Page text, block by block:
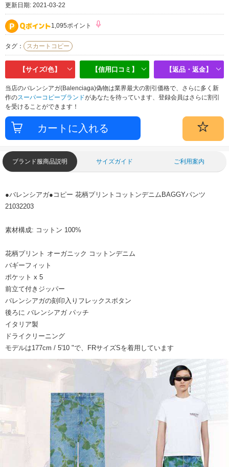
更新日期: 2021-03-22
1,095ポイント
タグ： スカートコピー
【サイズ/色】 【信用口コミ】 【返品・返金】
当店のバレンシアガ(Balenciaga)偽物は業界最大の割引価格で、さらに多く新
作のスーパーコピーブランドがあなたを待っています、登録会員はさらに割引
を受けることができます！
ブランド服商品説明 サイズガイド ご利用案内
●バレンシアガ●コピー 花柄プリントコットンデニムBAGGYパンツ
21032203
素材構成: コットン 100%
花柄プリント オーガニック コットンデニム
バギーフィット
ポケット x 5
前立て付きジッパー
バレンシアガの刻印入りフレックスボタン
後ろに バレンシアガ パッチ
イタリア製
ドライクリーニング
モデルは177cm / 5'10 "で、FRサイズSを着用しています